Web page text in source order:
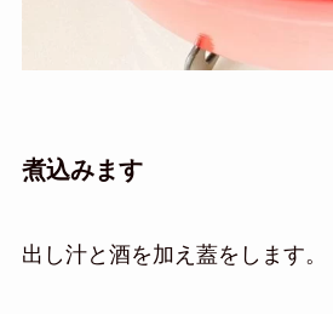
煮込みます
出し汁と酒を加え蓋をします。